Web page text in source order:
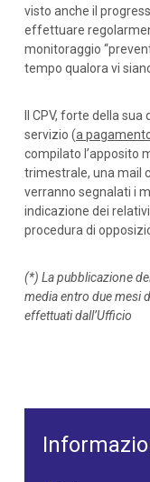
visto anche il
effettuare
monitoraggio
tempo qualora vi
Il CPV, forte della
servizio (a
compilato l’apposito
trimestrale, una mail
verranno segnalati i
indicazione dei
procedura di
(*) La pubblicazione
media entro due mesi
effettuati dall’Ufficio